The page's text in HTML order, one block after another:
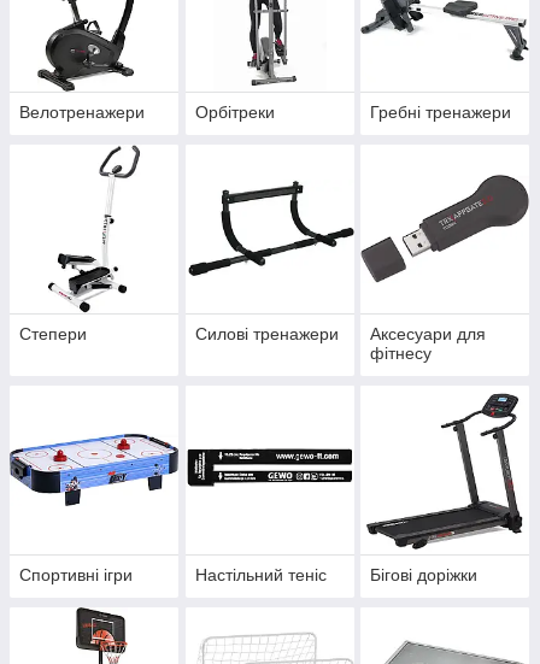
Велотренажери Орбітреки Гребні тренажери
Степери Силові тренажери
Аксесуари для
фітнесу
Спортивні ігри Настільний теніс Бігові доріжки